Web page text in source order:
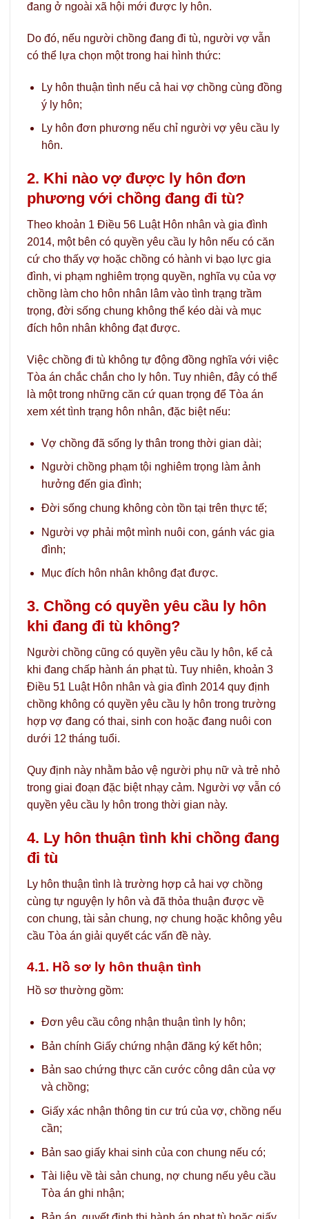
đang ở ngoài xã hội mới được ly hôn.
Do đó, nếu người chồng đang đi tù, người vợ vẫn
có thể lựa chọn một trong hai hình thức:
Ly hôn thuận tình nếu cả hai vợ chồng cùng đồng
ý ly hôn;
Ly hôn đơn phương nếu chỉ người vợ yêu cầu ly
hôn.
2. Khi nào vợ được ly hôn đơn
phương với chồng đang đi tù?
Theo khoản 1 Điều 56 Luật Hôn nhân và gia đình
2014, một bên có quyền yêu cầu ly hôn nếu có căn
cứ cho thấy vợ hoặc chồng có hành vi bạo lực gia
đình, vi phạm nghiêm trọng quyền, nghĩa vụ của vợ
chồng làm cho hôn nhân lâm vào tình trạng trầm
trọng, đời sống chung không thể kéo dài và mục
đích hôn nhân không đạt được.
Việc chồng đi tù không tự động đồng nghĩa với việc
Tòa án chắc chắn cho ly hôn. Tuy nhiên, đây có thể
là một trong những căn cứ quan trọng để Tòa án
xem xét tình trạng hôn nhân, đặc biệt nếu:
Vợ chồng đã sống ly thân trong thời gian dài;
Người chồng phạm tội nghiêm trọng làm ảnh
hưởng đến gia đình;
Đời sống chung không còn tồn tại trên thực tế;
Người vợ phải một mình nuôi con, gánh vác gia
đình;
Mục đích hôn nhân không đạt được.
3. Chồng có quyền yêu cầu ly hôn
khi đang đi tù không?
Người chồng cũng có quyền yêu cầu ly hôn, kể cả
khi đang chấp hành án phạt tù. Tuy nhiên, khoản 3
Điều 51 Luật Hôn nhân và gia đình 2014 quy định
chồng không có quyền yêu cầu ly hôn trong trường
hợp vợ đang có thai, sinh con hoặc đang nuôi con
dưới 12 tháng tuổi.
Quy định này nhằm bảo vệ người phụ nữ và trẻ nhỏ
trong giai đoạn đặc biệt nhạy cảm. Người vợ vẫn có
quyền yêu cầu ly hôn trong thời gian này.
4. Ly hôn thuận tình khi chồng đang
đi tù
Ly hôn thuận tình là trường hợp cả hai vợ chồng
cùng tự nguyện ly hôn và đã thỏa thuận được về
con chung, tài sản chung, nợ chung hoặc không yêu
cầu Tòa án giải quyết các vấn đề này.
4.1. Hồ sơ ly hôn thuận tình
Hồ sơ thường gồm:
Đơn yêu cầu công nhận thuận tình ly hôn;
Bản chính Giấy chứng nhận đăng ký kết hôn;
Bản sao chứng thực căn cước công dân của vợ
và chồng;
Giấy xác nhận thông tin cư trú của vợ, chồng nếu
cần;
Bản sao giấy khai sinh của con chung nếu có;
Tài liệu về tài sản chung, nợ chung nếu yêu cầu
Tòa án ghi nhận;